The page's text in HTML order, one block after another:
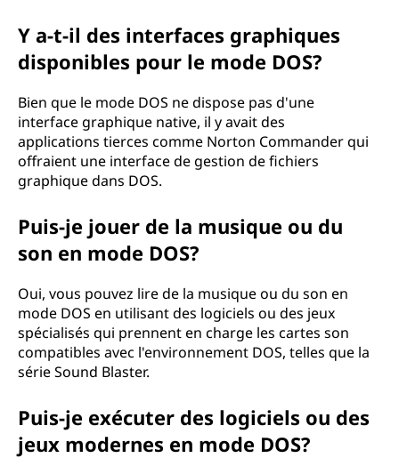
Y a-t-il des interfaces graphiques
disponibles pour le mode DOS?
Bien que le mode DOS ne dispose pas d'une
interface graphique native, il y avait des
applications tierces comme Norton Commander qui
offraient une interface de gestion de fichiers
graphique dans DOS.
Puis-je jouer de la musique ou du
son en mode DOS?
Oui, vous pouvez lire de la musique ou du son en
mode DOS en utilisant des logiciels ou des jeux
spécialisés qui prennent en charge les cartes son
compatibles avec l'environnement DOS, telles que la
série Sound Blaster.
Puis-je exécuter des logiciels ou des
jeux modernes en mode DOS?